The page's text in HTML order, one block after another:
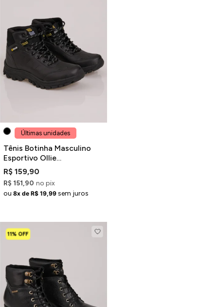
Últimas unidades
Tênis Botinha Masculino
Esportivo Ollie
Trekking Monttana
Adventure em PU Preto
R$ 159,90
R$ 151,90 no pix
ou 8x de R$ 19,99 sem juros
11% OFF